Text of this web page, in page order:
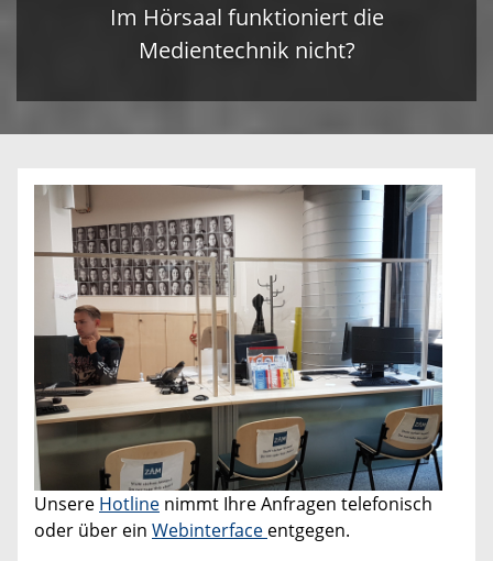
Im Hörsaal funktioniert die
Medientechnik nicht?
Unsere Hotline nimmt Ihre Anfragen telefonisch
oder über ein Webinterface entgegen.